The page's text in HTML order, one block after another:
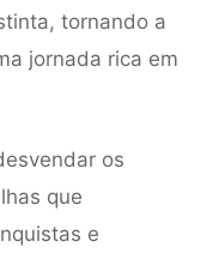
tornando a
jornada rica em
os
que
e